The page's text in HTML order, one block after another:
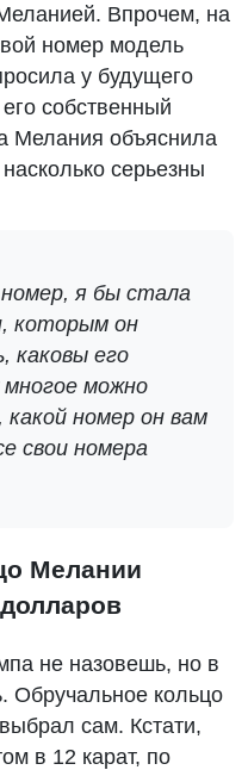
Впрочем, на
номер модель
у будущего
собственный
Мелания объяснила
серьезны
я бы стала
которым он
каковы его
можно
какой номер он вам
свои номера
Мелании
не назовешь, но в
Обручальное кольцо
сам. Кстати,
в 12 карат, по